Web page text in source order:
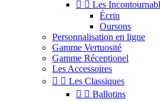
  Les
Écrin
Oursons
Personnalisation en ligne
Gamme Vertuosité
Gamme Réceptionel
Les Accessoires
  Les Classiques
  Ballotins